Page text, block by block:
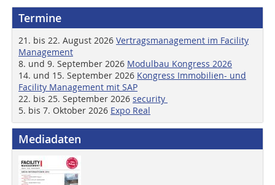
Termine
21. bis 22. August 2026 Vertragsmanagement im Facility
Management
8. und 9. September 2026 Modulbau Kongress 2026
14. und 15. September 2026 Kongress Immobilien- und
Facility Management mit SAP
22. bis 25. September 2026 security
5. bis 7. Oktober 2026 Expo Real
Mediadaten